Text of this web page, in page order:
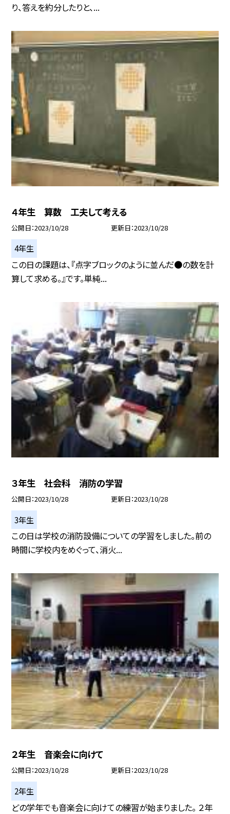
り、答えを約分したりと、...
４年生 算数 工夫して考える
公開日 2023/10/28 更新日 2023/10/28
4年生
この日の課題は、『点字ブロックのように並んだ●の数を計
算して求める。』です。単純...
３年生 社会科 消防の学習
公開日 2023/10/28 更新日 2023/10/28
3年生
この日は学校の消防設備についての学習をしました。前の
時間に学校内をめぐって、消火...
２年生 音楽会に向けて
公開日 2023/10/28 更新日 2023/10/28
2年生
どの学年でも音楽会に向けての練習が始まりました。 ２年